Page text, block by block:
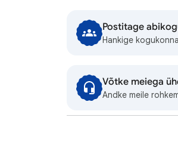
Postitage
Hankige
Võtke meiega
Andke meile